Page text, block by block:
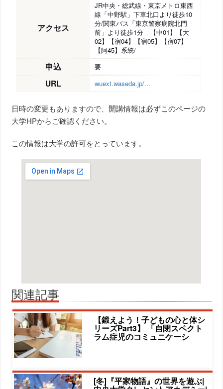
アクセス
JR中央・総武線・東京メトロ東西
線「中野駅」下車北口より徒歩10
分/関東バス「東京警察病院北門
前」より徒歩1分 【中01】【大
02】【宿04】【宿05】【宿07】
【阿45】系統/
申込 要
URL wuext.waseda.jp/...
日時の変更もありますので、開講情報は必ずこのページの
大学HPからご確認ください。
この情報は大学の許可をとっています。
関連記事
【鍛えよう！子どもの心と体シ
リーズPart3】 「自閉スペクト
ラム症児のコミュニケーシ
[冬]『平家物語』の世界を遊ぶ|